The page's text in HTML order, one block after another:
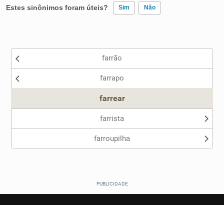
Estes sinônimos foram úteis? Sim Não
Nenhum dos sinônimos apresentados me ajudou
farrão
farrapo
farrear
farrista
farroupilha